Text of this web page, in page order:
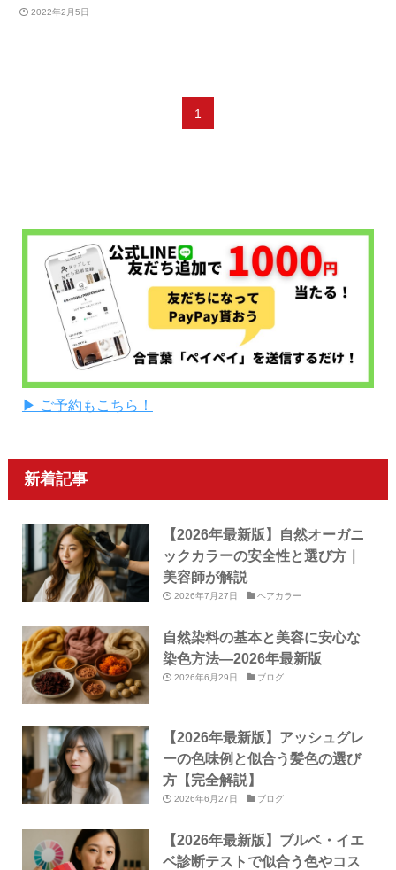
2022年2月5日
1
▶ ご予約もこちら！
新着記事
【2026年最新版】自然オーガニ
ックカラーの安全性と選び方｜
美容師が解説
2026年7月27日 ヘアカラー
自然染料の基本と美容に安心な
染色方法—2026年最新版
2026年6月29日 ブログ
【2026年最新版】アッシュグレ
ーの色味例と似合う髪色の選び
方【完全解説】
2026年6月27日 ブログ
【2026年最新版】ブルベ・イエ
ベ診断テストで似合う色やコス